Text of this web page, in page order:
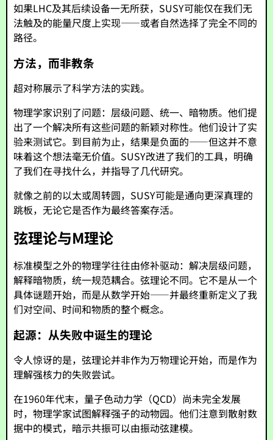
如果LHC及其后续设备一无所获，SUSY可能仅在我们无
法触及的能量尺度上实现——或者自然选择了完全不同的
路径。
方法，而非教条
超对称展示了科学方法的实践。
物理学家识别了问题：层级问题、统一、暗物质。他们提
出了一个解决所有这些问题的新颖对称性。他们设计了实
验来测试它。到目前为止，结果是负面的——但这并不意
味着这个想法毫无价值。SUSY改进了我们的工具，明确
了我们在寻找什么，并指导了几代研究。
就像之前的以太或周转圆，SUSY可能是通向更深真理的
跳板，无论它是否作为最终答案存活。
弦理论与M理论
标准模型之外的物理学往往由修补驱动：解决层级问题，
解释暗物质，统一规范耦合。弦理论不同。它不是从一个
具体谜题开始，而是从数学开始——并最终重新定义了我
们对空间、时间和物质的整个概念。
起源：从失败中诞生的理论
令人惊讶的是，弦理论并非作为万物理论开始，而是作为
理解强核力的失败尝试。
在1960年代末，量子色动力学（QCD）尚未完全发展
时，物理学家试图解释强子的动物园。他们注意到散射数
据中的模式，暗示共振可以由振动弦建模。